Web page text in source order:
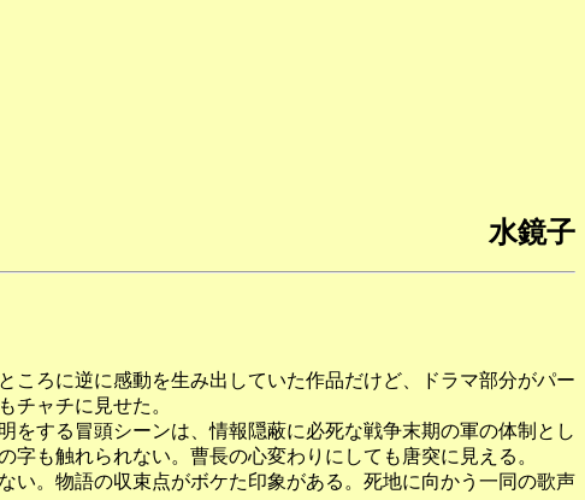
水鏡子
ろに逆に感動を生み出していた作品だけど、ドラマ部分がパー
チャチに見せた。
する冒頭シーンは、情報隠蔽に必死な戦争末期の軍の体制とし
も触れられない。曹長の心変わりにしても唐突に見える。
。物語の収束点がボケた印象がある。死地に向かう一同の歌声